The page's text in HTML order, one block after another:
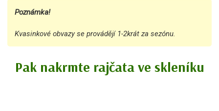
Poznámka!
Kvasinkové obvazy se provádějí 1-2krát za sezónu.
Pak nakrmte rajčata ve skleníku